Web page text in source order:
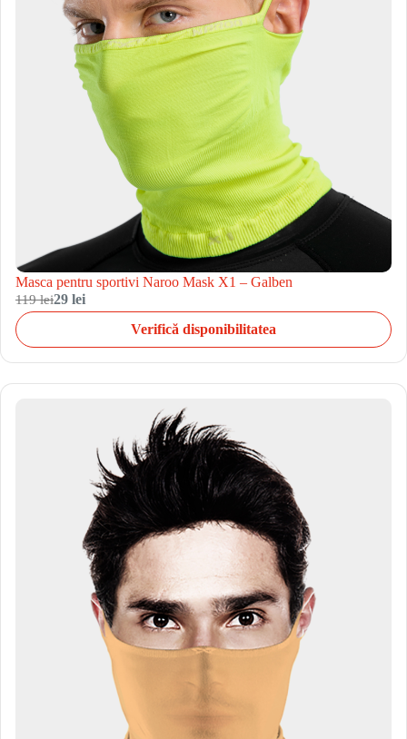
Masca pentru sportivi Naroo Mask X1 – Galben
119 lei29 lei
Verifică disponibilitatea